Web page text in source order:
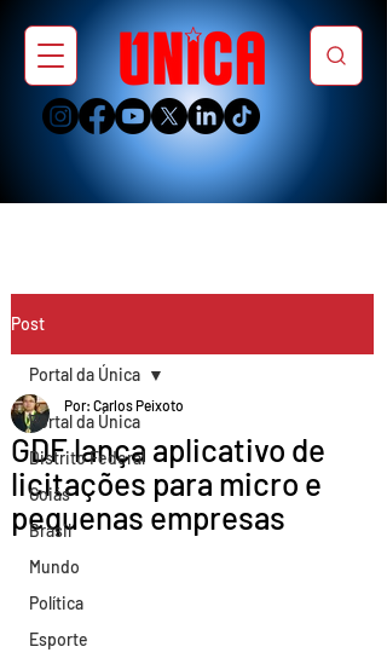
Post
Portal da Única
Distrito Federal
Goiás
Brasil
Mundo
Política
Esporte
Portal da Única
GDF lança aplicativo de
licitações para micro e
pequenas empresas
Por: Carlos Peixoto